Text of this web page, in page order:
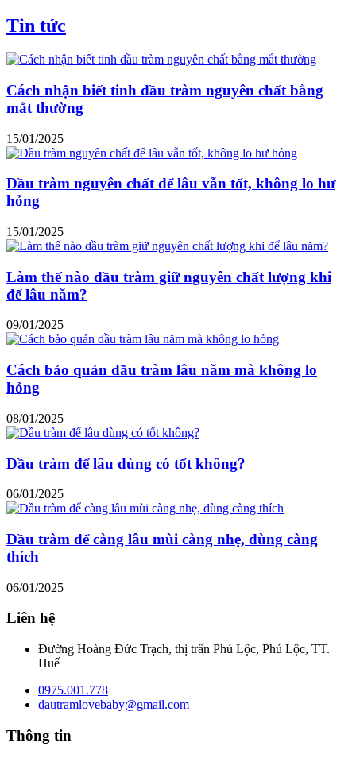
Tin tức
Cách nhận biết tinh dầu tràm nguyên chất bằng
mắt thường
15/01/2025
Dầu tràm nguyên chất để lâu vẫn tốt, không lo hư
hỏng
15/01/2025
Làm thế nào dầu tràm giữ nguyên chất lượng khi
để lâu năm?
09/01/2025
Cách bảo quản dầu tràm lâu năm mà không lo
hỏng
08/01/2025
Dầu tràm để lâu dùng có tốt không?
06/01/2025
Dầu tràm để càng lâu mùi càng nhẹ, dùng càng
thích
06/01/2025
Liên hệ
Đường Hoàng Đức Trạch, thị trấn Phú Lộc, Phú Lộc, TT.
Huế
0975.001.778
dautramlovebaby@gmail.com
Thông tin